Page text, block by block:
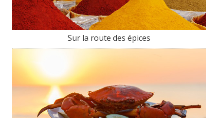
Sur la route des épices